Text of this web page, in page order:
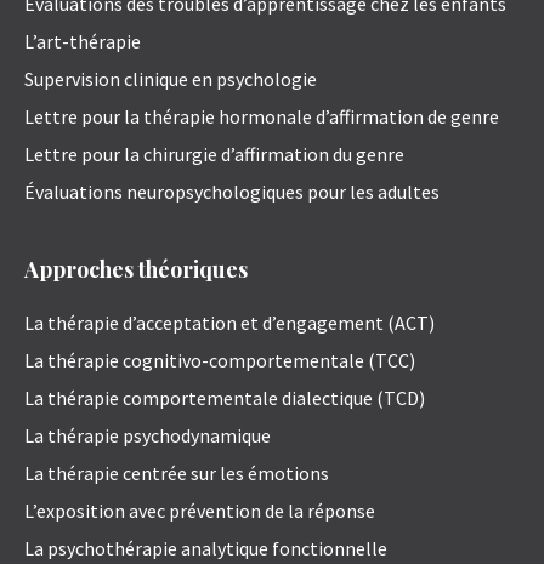
L’art-thérapie
Supervision clinique en psychologie
Lettre pour la thérapie hormonale d’affirmation de genre
Lettre pour la chirurgie d’affirmation du genre
Évaluations neuropsychologiques pour les adultes
Approches théoriques
La thérapie d’acceptation et d’engagement (ACT)
La thérapie cognitivo-comportementale (TCC)
La thérapie comportementale dialectique (TCD)
La thérapie psychodynamique
La thérapie centrée sur les émotions
L’exposition avec prévention de la réponse
La psychothérapie analytique fonctionnelle